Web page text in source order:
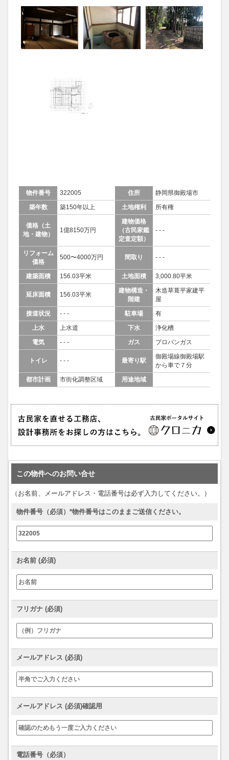
物件番号 322005 住所
静岡県御殿場市
築年数
築150年以上 土地権利 所有権
価格（土
地・建物）
1億8150万円
建物価格
（古民家鑑
定査定額）
- - -
リフォーム
価格
500〜4000万円 間取り - - -
建築面積 156.03平米 土地面積 3,000.80平米
延床面積 156.03平米
建物構造・
階建
木造草葺平家建平
屋
接道状況
- - - 駐車場
有
上水
上水道 下水
浄化槽
電気
- - - ガス プロパンガス
トイレ - - - 最寄り駅
御殿場線御殿場駅
から車で７分
都市計画
市街化調整区域 用途地域
この物件へのお問い合せ
（お名前、メールアドレス・電話番号は必ず入力してください。）
物件番号（必須）*物件番号はこのままご送信ください。
お名前 (必須)
フリガナ (必須)
メールアドレス (必須)
メールアドレス (必須)確認用
電話番号（必須）